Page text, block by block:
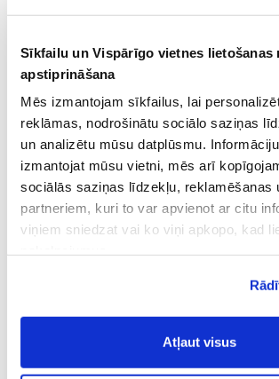
Sīkfailu un Vispārīgo vietnes lietošanas
apstiprināšana
Mēs izmantojam sīkfailus, lai
reklāmas, nodrošinātu sociālo saziņas
un analizētu mūsu datplūsmu.
izmantojat mūsu vietni, mēs arī
sociālās saziņas līdzekļu, reklamēšanas
partneriem, kuri to var apvienot ar citu
viņiem sniedzat vai ko viņi apkopo, kad
Vispārīgiem vietnes lietošanas
noteikumiem(saīsināti - VVLN).
Atļaut visus